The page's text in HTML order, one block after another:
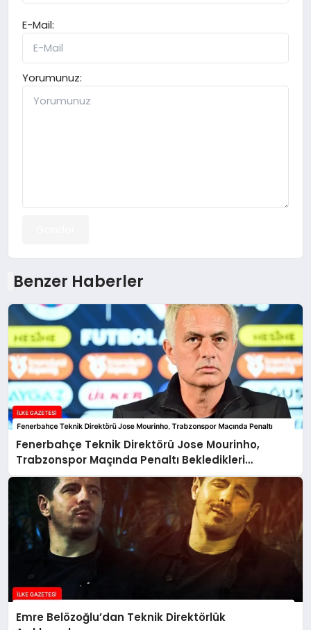
E-Mail:
Yorumunuz:
Benzer Haberler
Fenerbahçe Teknik Direktörü Jose Mourinho,
Trabzonspor Maçında Penaltı Bekledikleri
Pozisyonu Paylaştı
Emre Belözoğlu’dan Teknik Direktörlük